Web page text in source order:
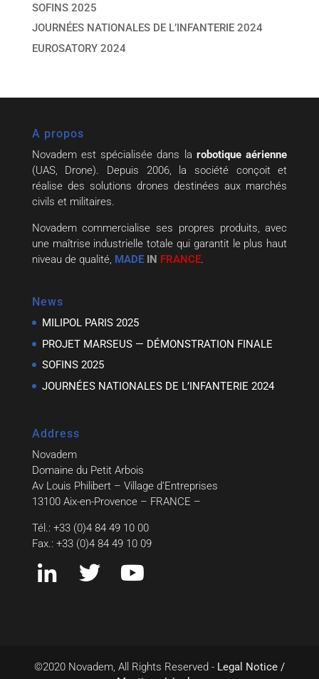
SOFINS 2025
JOURNÉES NATIONALES DE L’INFANTERIE 2024
EUROSATORY 2024
A propos
Novadem est spécialisée dans la robotique aérienne
(UAS, Drone). Depuis 2006, la société conçoit et
réalise des solutions drones destinées aux marchés
civils et militaires.
Novadem commercialise ses propres produits, avec
une maîtrise industrielle totale qui garantit le plus haut
niveau de qualité, MADEIN FRANCE.
News
MILIPOL PARIS 2025
PROJET MARSEUS — DÉMONSTRATION FINALE
SOFINS 2025
JOURNÉES NATIONALES DE L’INFANTERIE 2024
Address
Novadem
Domaine du Petit Arbois
Av Louis Philibert – Village d’Entreprises
13100 Aix-en-Provence – FRANCE –
Tél.: +33 (0)4 84 49 10 00
Fax.: +33 (0)4 84 49 10 09
©2020 Novadem, All Rights Reserved - Legal Notice /